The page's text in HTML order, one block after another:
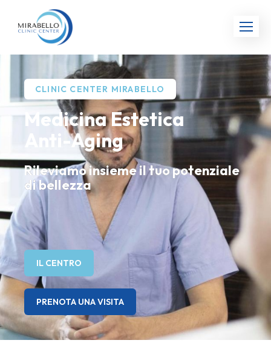
CLINIC CENTER MIRABELLO
Medicina Estetica
Anti-Aging
Rileviamo insieme il tuo potenziale
di bellezza
IL CENTRO
PRENOTA UNA VISITA